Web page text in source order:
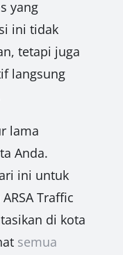
yang
ini tidak
tetapi juga
langsung
lama
Anda.
ini untuk
Traffic
di kota
semua